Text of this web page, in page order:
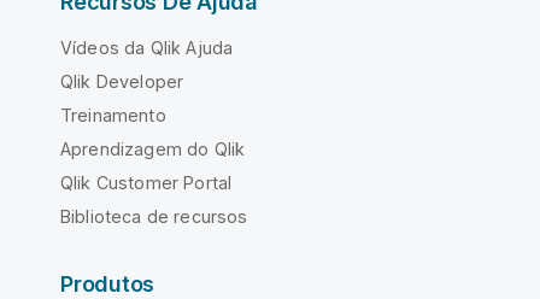
Vídeos da Qlik Ajuda
Qlik Developer
Treinamento
Aprendizagem do Qlik
Qlik Customer Portal
Biblioteca de recursos
Produtos